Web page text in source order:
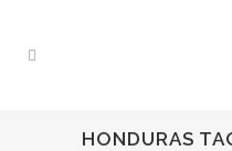
HONDURAS